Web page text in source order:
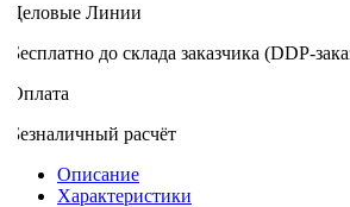
Линии
до склада заказчика (DDP-
расчёт
Описание
Характеристики